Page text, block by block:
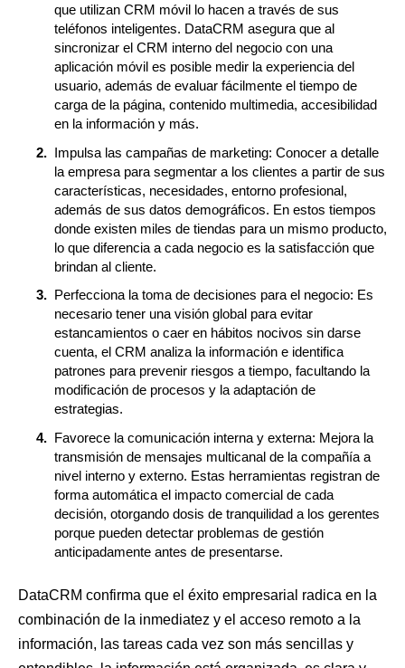
que utilizan CRM móvil lo hacen a través de sus
teléfonos inteligentes. DataCRM asegura que al
sincronizar el CRM interno del negocio con una
aplicación móvil es posible medir la experiencia del
usuario, además de evaluar fácilmente el tiempo de
carga de la página, contenido multimedia, accesibilidad
en la información y más.
Impulsa las campañas de marketing: Conocer a detalle
la empresa para segmentar a los clientes a partir de sus
características, necesidades, entorno profesional,
además de sus datos demográficos. En estos tiempos
donde existen miles de tiendas para un mismo producto,
lo que diferencia a cada negocio es la satisfacción que
brindan al cliente.
Perfecciona la toma de decisiones para el negocio: Es
necesario tener una visión global para evitar
estancamientos o caer en hábitos nocivos sin darse
cuenta, el CRM analiza la información e identifica
patrones para prevenir riesgos a tiempo, facultando la
modificación de procesos y la adaptación de
estrategias.
Favorece la comunicación interna y externa: Mejora la
transmisión de mensajes multicanal de la compañía a
nivel interno y externo. Estas herramientas registran de
forma automática el impacto comercial de cada
decisión, otorgando dosis de tranquilidad a los gerentes
porque pueden detectar problemas de gestión
anticipadamente antes de presentarse.
DataCRM confirma que el éxito empresarial radica en la
combinación de la inmediatez y el acceso remoto a la
información, las tareas cada vez son más sencillas y